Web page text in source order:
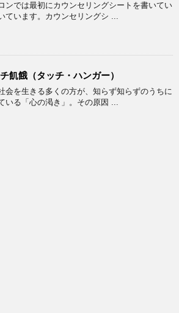
ンでは最初にカウンセリングシートを書いてい
ています。カウンセリングシ ...
飢餓（タッチ・ハンガー）
会を生きる多くの方が、知らず知らずのうちに
いる「心の渇き」。その原因 ...